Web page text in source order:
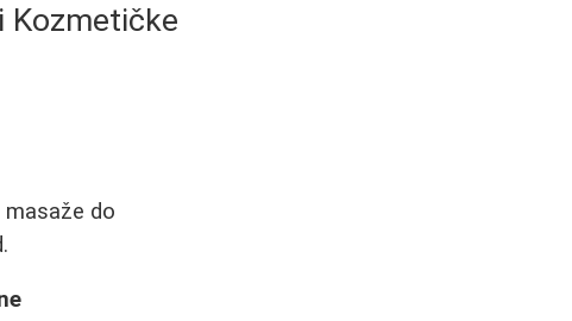
Kozmetičke
do